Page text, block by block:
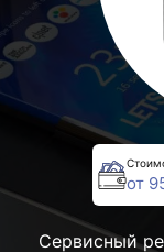
от
Сервисный